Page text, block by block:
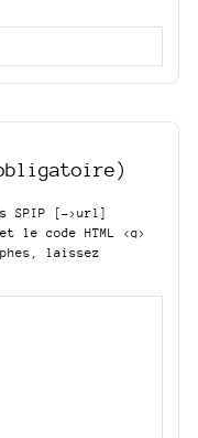
SPIP
[->url]
et le code HTML <q>
laissez